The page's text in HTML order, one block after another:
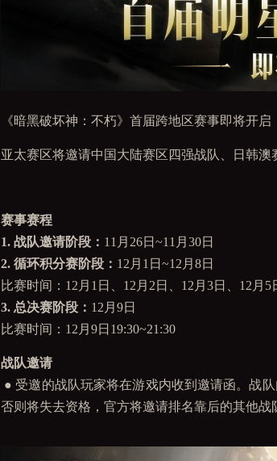
《暗黑破坏神：不朽》首届跨地区赛事即将开
亚太赛区将邀请中国大陆赛区四强战队、日韩澳
赛事赛程
1. 战队邀请阶段： 11月26日~11月30日
2. 循环积分赛阶段： 12月1日~12月8日
比赛时间：12月1日、12月2日、12月3日、12月5
3. 总决赛阶段： 12月9日
比赛时间：12月9日19:30~21:30
战队邀请
● 受邀的战队玩家将在游戏内收到邀请函。战
否则将失去资格，官方将邀请排名靠后的其他战